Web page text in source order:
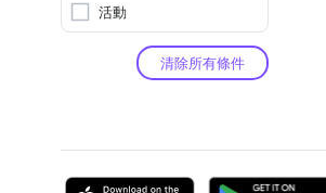
活動
清除所有條件